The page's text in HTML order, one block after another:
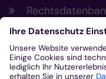
Meldestelle